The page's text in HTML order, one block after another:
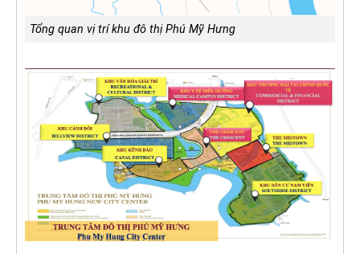
Tổng quan vị trí khu đô thị Phú Mỹ Hưng